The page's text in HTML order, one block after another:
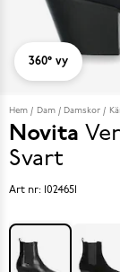
360° vy
Hem Dam Damskor
Novita
Svart
Art nr: 1024651